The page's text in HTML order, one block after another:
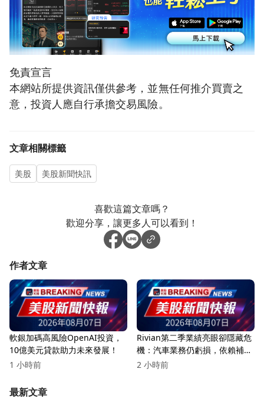
免責宣言
本網站所提供資訊僅供參考，並無任何推介買賣之
意，投資人應自行承擔交易風險。
文章相關標籤
美股 美股新聞快訊
喜歡這篇文章嗎？
歡迎分享，讓更多人可以看到！
作者文章
軟銀加碼高風險OpenAI投資，
10億美元貸款助力未來發展！
1 小時前
Rivian第二季業績亮眼卻隱藏危
機：汽車業務仍虧損，依賴補貼
與合作
2 小時前
最新文章